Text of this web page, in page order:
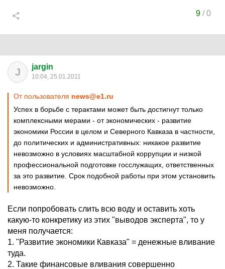
9/0
J jargin
10:04, 25.01.2011
От пользователя news@e1.ru
Успех в борьбе с терактами может быть достигнут только
комплексными мерами - от экономических - развитие
экономики России в целом и Северного Кавказа в частности,
до политических и административных: никакое развитие
невозможно в условиях масштабной коррупции и низкой
профессиональной подготовке госслужащих, ответственных
за это развитие. Срок подобной работы при этом установить
невозможно.
Если попробовать слить всю воду и оставить хоть
какую-то конкретику из этих "выводов эксперта", то у
меня получается:
1. "Развитие экономики Кавказа" = денежные вливание
туда.
2. Такие финансовые вливания совершенно